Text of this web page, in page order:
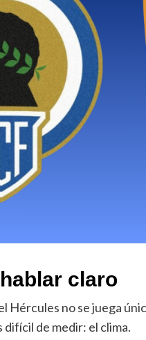
claro
Hércules no se juega
difícil de medir: el clima.